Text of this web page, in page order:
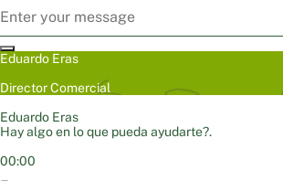
Eduardo Eras
Director Comercial
Eduardo Eras
Hay algo en lo que pueda ayudarte?.
00:00